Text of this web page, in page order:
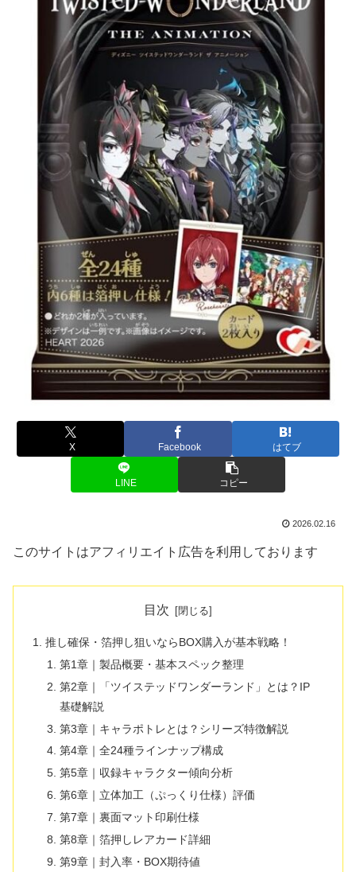
X Facebook はてブ
LINE コピー
2026.02.16
このサイトはアフィリエイト広告を利用しております
目次
推し確保・箔押し狙いならBOX購入が基本戦略！
第1章｜製品概要・基本スペック整理
第2章｜「ツイステッドワンダーランド」とは？IP
基礎解説
第3章｜キャラポトレとは？シリーズ特徴解説
第4章｜全24種ラインナップ構成
第5章｜収録キャラクター傾向分析
第6章｜立体加工（ぷっくり仕様）評価
第7章｜裏面マット印刷仕様
第8章｜箔押しレアカード詳細
第9章｜封入率・BOX期待値